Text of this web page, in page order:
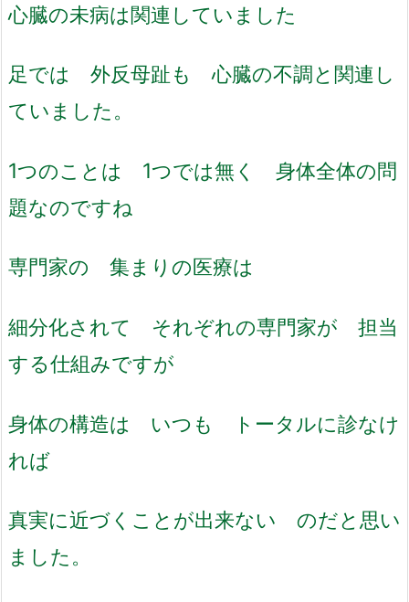
心臓の未病は関連していました
足では 外反母趾も 心臓の不調と関連し
ていました。
1つのことは 1つでは無く 身体全体の問
題なのですね
専門家の 集まりの医療は
細分化されて それぞれの専門家が 担当
する仕組みですが
身体の構造は いつも トータルに診なけ
れば
真実に近づくことが出来ない のだと思い
ました。